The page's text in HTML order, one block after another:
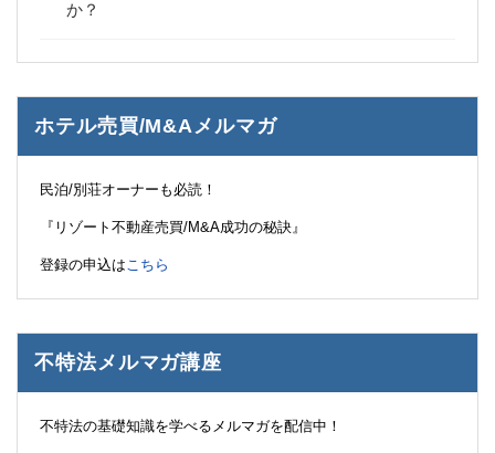
か？
ホテル売買/M&Aメルマガ
民泊/別荘オーナーも必読！
『リゾート不動産売買/M&A成功の秘訣』
登録の申込は こちら
不特法メルマガ講座
不特法の基礎知識を学べるメルマガを配信中！